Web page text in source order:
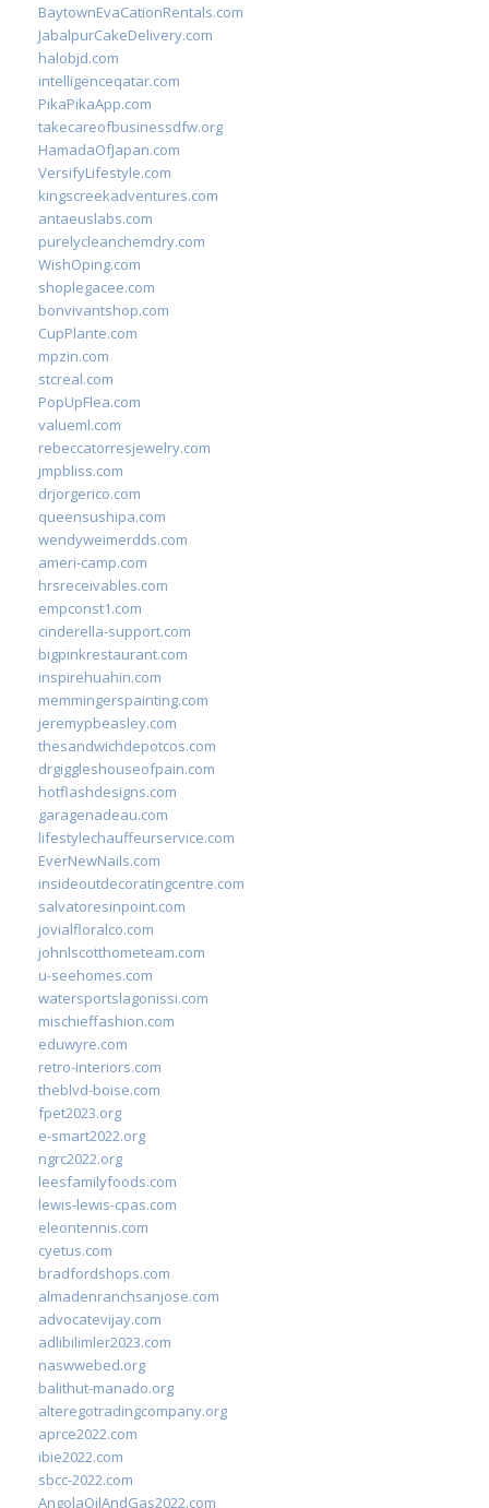
BaytownEvaCationRentals.com
JabalpurCakeDelivery.com
halobjd.com
intelligenceqatar.com
PikaPikaApp.com
takecareofbusinessdfw.org
HamadaOfJapan.com
VersifyLifestyle.com
kingscreekadventures.com
antaeuslabs.com
purelycleanchemdry.com
WishOping.com
shoplegacee.com
bonvivantshop.com
CupPlante.com
mpzin.com
stcreal.com
PopUpFlea.com
valueml.com
rebeccatorresjewelry.com
jmpbliss.com
drjorgerico.com
queensushipa.com
wendyweimerdds.com
ameri-camp.com
hrsreceivables.com
empconst1.com
cinderella-support.com
bigpinkrestaurant.com
inspirehuahin.com
memmingerspainting.com
jeremypbeasley.com
thesandwichdepotcos.com
drgiggleshouseofpain.com
hotflashdesigns.com
garagenadeau.com
lifestylechauffeurservice.com
EverNewNails.com
insideoutdecoratingcentre.com
salvatoresinpoint.com
jovialfloralco.com
johnlscotthometeam.com
u-seehomes.com
watersportslagonissi.com
mischieffashion.com
eduwyre.com
retro-interiors.com
theblvd-boise.com
fpet2023.org
e-smart2022.org
ngrc2022.org
leesfamilyfoods.com
lewis-lewis-cpas.com
eleontennis.com
cyetus.com
bradfordshops.com
almadenranchsanjose.com
advocatevijay.com
adlibilimler2023.com
naswwebed.org
balithut-manado.org
alteregotradingcompany.org
aprce2022.com
ibie2022.com
sbcc-2022.com
AngolaOilAndGas2022.com